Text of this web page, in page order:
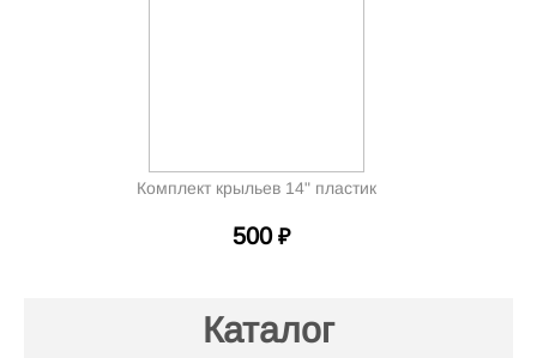
Комплект крыльев 14" пластик
500 ₽
Каталог